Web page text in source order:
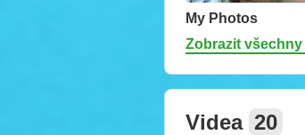
My Photos
Zobrazit
Videa 20